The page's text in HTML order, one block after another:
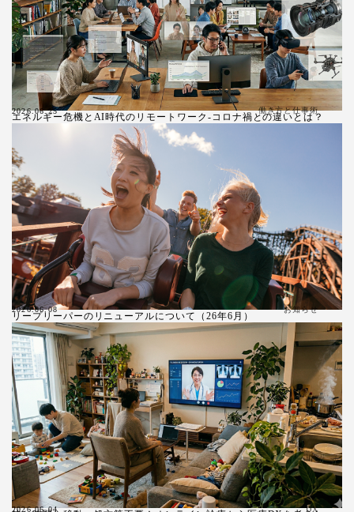
エネルギー危機とAI時代のリモートワーク-コロナ禍との違いとは？
2026.06.25 働き方と仕事術
リープリーパーのリニューアルについて（26年6月）
2026.06.08 お知らせ
2026.06.04 DX